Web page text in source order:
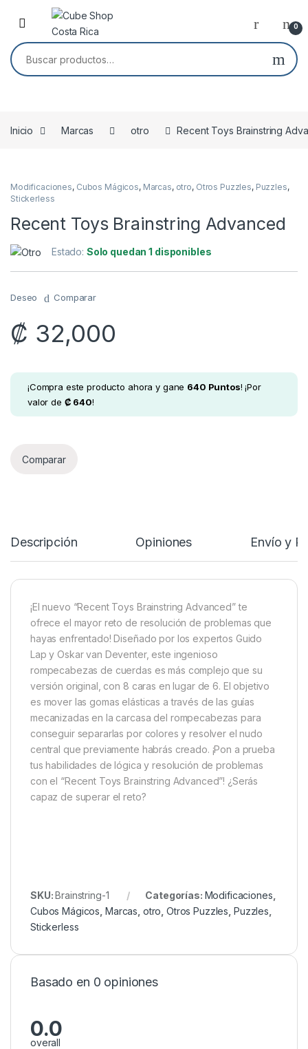
Skip to navigation
Skip to content
0
Buscar por:
Inicio Marcas otro Recent Toys Brainstring
Modificaciones, Cubos Mágicos, Marcas, otro, Otros Puzzles, Puzzles,
Stickerless
Recent Toys Brainstring Advanced
Estado: Solo quedan 1 disponibles
Deseo Comparar
₡ 32,000
¡Compra este producto ahora y gane 640 Puntos! ¡Por
valor de ₡ 640!
Comparar
Descripción Opiniones Envío y
¡El nuevo “Recent Toys Brainstring Advanced” te
ofrece el mayor reto de resolución de problemas que
hayas enfrentado! Diseñado por los expertos Guido
Lap y Oskar van Deventer, este ingenioso
rompecabezas de cuerdas es más complejo que su
versión original, con 8 caras en lugar de 6. El objetivo
es mover las gomas elásticas a través de las guías
mecanizadas en la carcasa del rompecabezas para
conseguir separarlas por colores y resolver el nudo
central que previamente habrás creado. ¡Pon a prueba
tus habilidades de lógica y resolución de problemas
con el “Recent Toys Brainstring Advanced”! ¿Serás
capaz de superar el reto?
SKU: Brainstring-1 Categorías: Modificaciones,
Cubos Mágicos, Marcas, otro,Otros Puzzles, Puzzles,
Stickerless
Basado en 0 opiniones
0.0
overall